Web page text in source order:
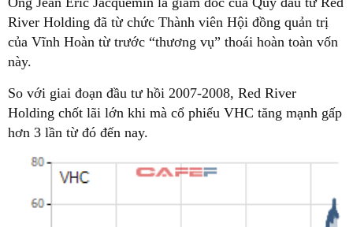
River Holding đã từ chức Thành viên Hội đồng quản trị
của Vĩnh Hoàn từ trước “thương vụ” thoái hoàn toàn vốn
này.
So với giai đoạn đầu tư hồi 2007-2008, Red River
Holding chốt lãi lớn khi mà cổ phiếu VHC tăng mạnh gấp
hơn 3 lần từ đó đến nay.